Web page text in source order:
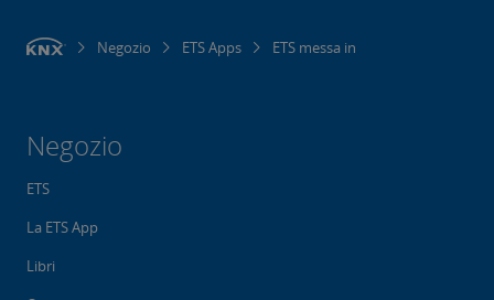
Negozio ETS Apps ETS messa in
Negozio
ETS
La ETS App
Libri